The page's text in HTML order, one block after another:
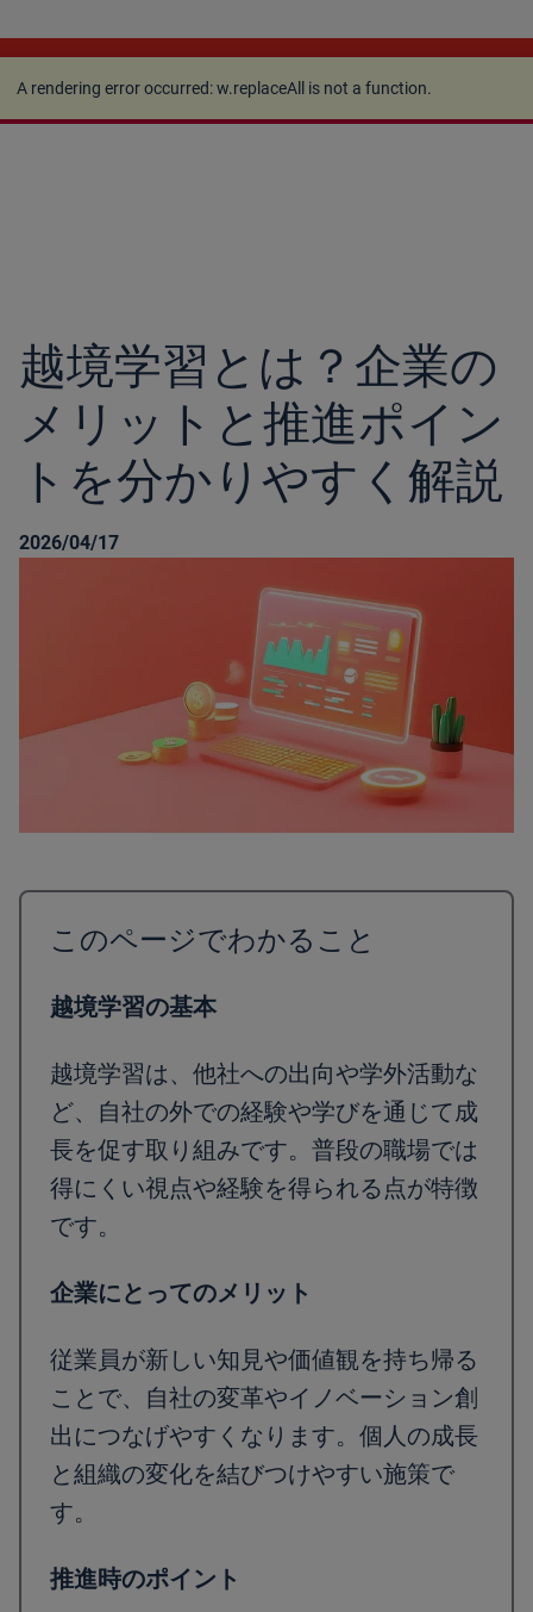
A rendering error occurred:w.replaceAll is not a
function.
A rendering error occurred:w.replaceAll is not a function.
越境学習とは？企業の
メリットと推進ポイン
トを分かりやすく解説
2026/04/17
このページでわかること
越境学習の基本
越境学習は、他社への出向や学外活動な
ど、自社の外での経験や学びを通じて成
長を促す取り組みです。普段の職場では
得にくい視点や経験を得られる点が特徴
です。
企業にとってのメリット
従業員が新しい知見や価値観を持ち帰る
ことで、自社の変革やイノベーション創
出につなげやすくなります。個人の成長
と組織の変化を結びつけやすい施策で
す。
推進時のポイント